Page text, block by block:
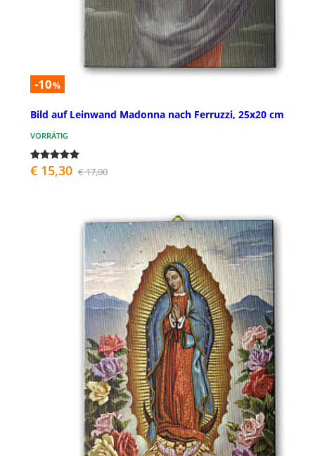
-10%
Bild auf Leinwand Madonna nach Ferruzzi, 25x20 cm
VORRÄTIG
€ 15,30 € 17,00